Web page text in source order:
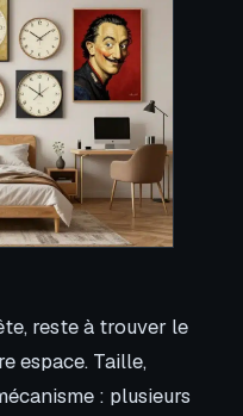
reste à trouver le
espace. Taille,
: plusieurs